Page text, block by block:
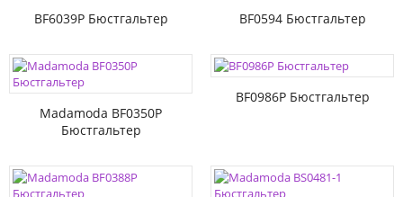
BF6039P Бюстгальтер BF0594 Бюстгальтер
Madamoda BF0350P
Бюстгальтер
BF0986P Бюстгальтер